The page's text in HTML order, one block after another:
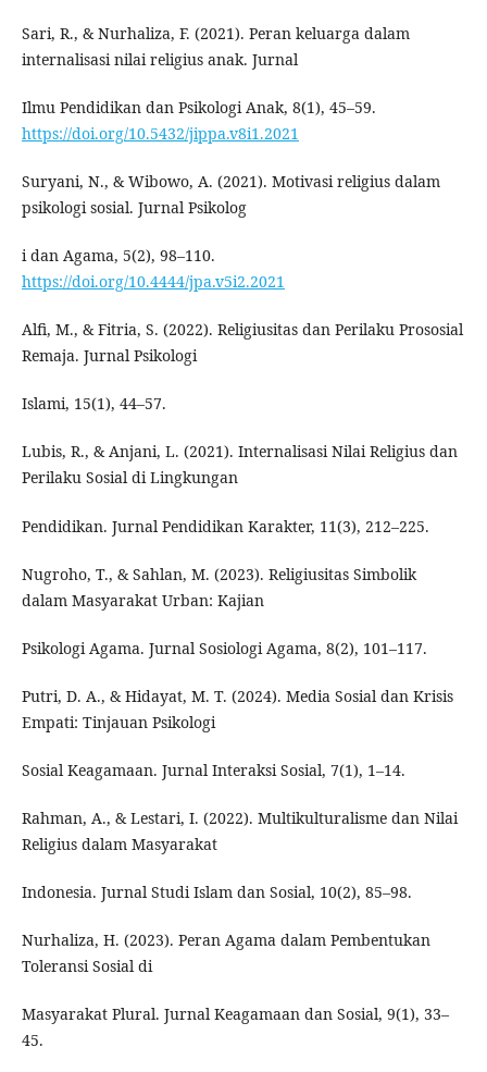
Sari, R., & Nurhaliza, F. (2021). Peran keluarga dalam
internalisasi nilai religius anak. Jurnal
Ilmu Pendidikan dan Psikologi Anak, 8(1), 45–59.
https://doi.org/10.5432/jippa.v8i1.2021
Suryani, N., & Wibowo, A. (2021). Motivasi religius dalam
psikologi sosial. Jurnal Psikolog
i dan Agama, 5(2), 98–110.
https://doi.org/10.4444/jpa.v5i2.2021
Alfi, M., & Fitria, S. (2022). Religiusitas dan Perilaku Prososial
Remaja. Jurnal Psikologi
Islami, 15(1), 44–57.
Lubis, R., & Anjani, L. (2021). Internalisasi Nilai Religius dan
Perilaku Sosial di Lingkungan
Pendidikan. Jurnal Pendidikan Karakter, 11(3), 212–225.
Nugroho, T., & Sahlan, M. (2023). Religiusitas Simbolik
dalam Masyarakat Urban: Kajian
Psikologi Agama. Jurnal Sosiologi Agama, 8(2), 101–117.
Putri, D. A., & Hidayat, M. T. (2024). Media Sosial dan Krisis
Empati: Tinjauan Psikologi
Sosial Keagamaan. Jurnal Interaksi Sosial, 7(1), 1–14.
Rahman, A., & Lestari, I. (2022). Multikulturalisme dan Nilai
Religius dalam Masyarakat
Indonesia. Jurnal Studi Islam dan Sosial, 10(2), 85–98.
Nurhaliza, H. (2023). Peran Agama dalam Pembentukan
Toleransi Sosial di
Masyarakat Plural. Jurnal Keagamaan dan Sosial, 9(1), 33–
45.